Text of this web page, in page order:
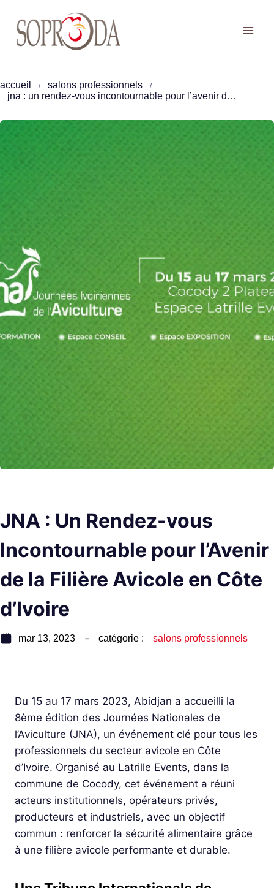
contenu
accueil
salons professionnels
jna : un rendez-vous incontournable pour l’avenir de la filière avicole en côte d’ivoire
JNA : Un Rendez-vous
Incontournable pour l’Avenir
de la Filière Avicole en Côte
d’Ivoire
mar 13, 2023 catégorie : salons professionnels
Du 15 au 17 mars 2023, Abidjan a accueilli la
8ème édition des Journées Nationales de
l’Aviculture (JNA), un événement clé pour tous les
professionnels du secteur avicole en Côte
d’Ivoire. Organisé au Latrille Events, dans la
commune de Cocody, cet événement a réuni
acteurs institutionnels, opérateurs privés,
producteurs et industriels, avec un objectif
commun : renforcer la sécurité alimentaire grâce
à une filière avicole performante et durable.